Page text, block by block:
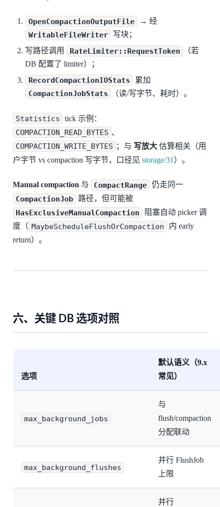
OpenCompactionOutputFile → 经
WritableFileWriter
写块；
写路径调用
RateLimiter::RequestToken
（若
DB 配置了 limiter）；
RecordCompactionIOStats 累加
CompactionJobStats （读/写字节、耗时）。
Statistics tick 示例：
COMPACTION_READ_BYTES 、
COMPACTION_WRITE_BYTES ；与 写放大 估算相关（用
户字节 vs compaction 写字节，口径见 storage/31 ）。
Manual compaction 与 CompactRange 仍走同一
CompactionJob 路径，但可能被
HasExclusiveManualCompaction
阻塞自动 picker 调
度（ MaybeScheduleFlushOrCompaction
内 early
return）。
六、关键 DB 选项对照
选项
默认语义（9.x
常见）
max_background_jobs
与
flush/compaction
分配联动
max_background_flushes
并行 FlushJob
上限
并行